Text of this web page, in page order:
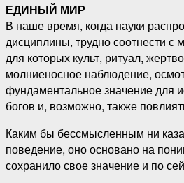
ЕДИНЫЙ МИР
В наше время, когда науки
дисциплины, трудно соотнести с
для которых культ, ритуал,
молниеносное наблюдение,
фундаментальное значение для
богов и, возможно, также
Каким бы бессмысленным ни
поведение, оно основано на
сохранило свое значение и по